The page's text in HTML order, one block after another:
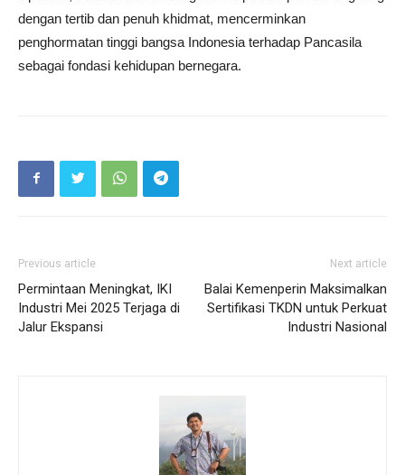
dengan tertib dan penuh khidmat, mencerminkan
penghormatan tinggi bangsa Indonesia terhadap Pancasila
sebagai fondasi kehidupan bernegara.
Previous article
Permintaan Meningkat, IKI
Industri Mei 2025 Terjaga di
Jalur Ekspansi
Next article
Balai Kemenperin Maksimalkan
Sertifikasi TKDN untuk Perkuat
Industri Nasional